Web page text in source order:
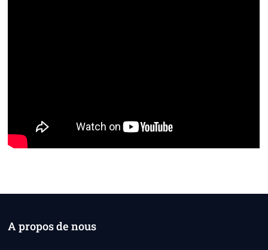
A propos de nous